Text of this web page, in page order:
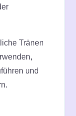
Tränen
und